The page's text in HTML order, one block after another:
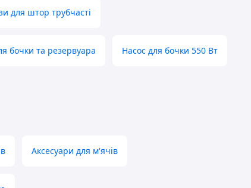
для штор трубчасті
бочки та резервуара Насос для бочки 550 Вт
Аксесуари для м'ячів